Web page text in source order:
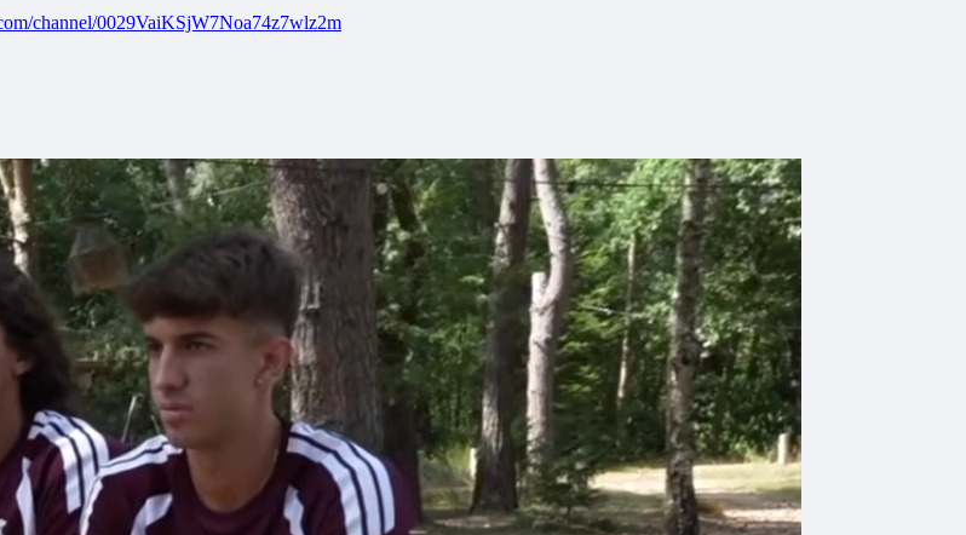
channel/0029VaiKSjW7Noa74z7wlz2m